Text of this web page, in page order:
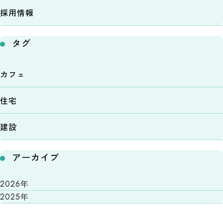
採用情報
タグ
カフェ
住宅
建設
アーカイブ
2026年
2025年